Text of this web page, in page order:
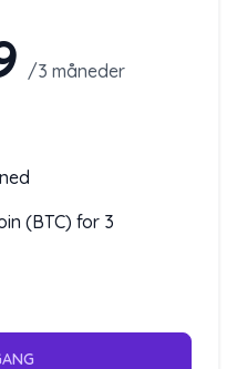
/3 måneder
(BTC) for 3